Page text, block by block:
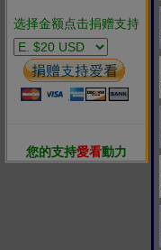
选择金额点击捐赠支持
您的支持愛看動力